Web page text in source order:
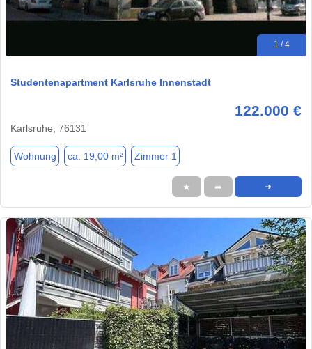
1 / 4
Studentenapartment Karlsruhe Innenstadt
122.000 €
Karlsruhe, 76131
Wohnung ca. 19,00 m² Zimmer 1
★ ➦ ➜